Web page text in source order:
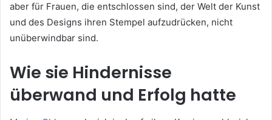
aber für Frauen, die entschlossen sind, der Welt der Kunst
und des Designs ihren Stempel aufzudrücken, nicht
unüberwindbar sind.
Wie sie Hindernisse
überwand und Erfolg hatte